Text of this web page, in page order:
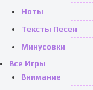
Ноты
Тексты Песен
Минусовки
Все Игры
Внимание